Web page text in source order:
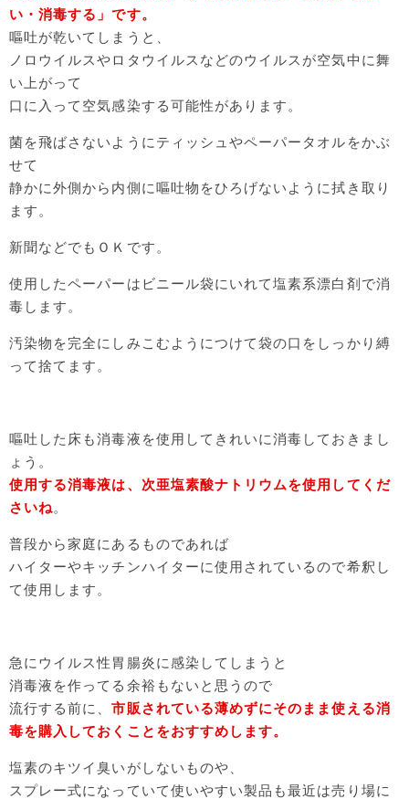
い・消毒する」です。
嘔吐が乾いてしまうと、
ノロウイルスやロタウイルスなどのウイルスが空気中に舞
い上がって
口に入って空気感染する可能性があります。
菌を飛ばさないようにティッシュやペーパータオルをかぶ
せて
静かに外側から内側に嘔吐物をひろげないように拭き取り
ます。
新聞などでもＯＫです。
使用したペーパーはビニール袋にいれて塩素系漂白剤で消
毒します。
汚染物を完全にしみこむようにつけて袋の口をしっかり縛
って捨てます。
嘔吐した床も消毒液を使用してきれいに消毒しておきまし
ょう。
使用する消毒液は、次亜塩素酸ナトリウムを使用してくだ
さいね。
普段から家庭にあるものであれば
ハイターやキッチンハイターに使用されているので希釈し
て使用します。
急にウイルス性胃腸炎に感染してしまうと
消毒液を作ってる余裕もないと思うので
流行する前に、市販されている薄めずにそのまま使える消
毒を購入しておくことをおすすめします。
塩素のキツイ臭いがしないものや、
スプレー式になっていて使いやすい製品も最近は売り場に